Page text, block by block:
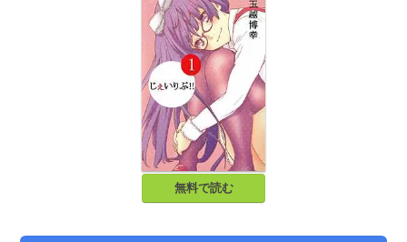
無料で読む